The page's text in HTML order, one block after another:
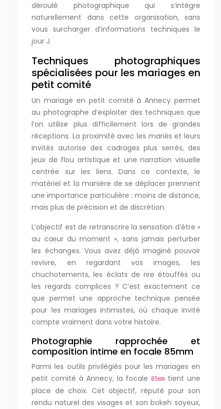
déroulé photographique qui s’intègre
naturellement dans cette organisation, sans
vous surcharger d’informations techniques le
jour J.
Techniques photographiques
spécialisées pour les mariages en
petit comité
Un mariage en petit comité à Annecy permet
au photographe d’exploiter des techniques que
l’on utilise plus difficilement lors de grandes
réceptions. La proximité avec les mariés et leurs
invités autorise des cadrages plus serrés, des
jeux de flou artistique et une narration visuelle
centrée sur les liens. Dans ce contexte, le
matériel et la manière de se déplacer prennent
une importance particulière : moins de distance,
mais plus de précision et de discrétion.
L’objectif est de retranscrire la sensation d’être «
au cœur du moment », sans jamais perturber
les échanges. Vous avez déjà imaginé pouvoir
revivre, en regardant vos images, les
chuchotements, les éclats de rire étouffés ou
les regards complices ? C’est exactement ce
que permet une approche technique pensée
pour les mariages intimistes, où chaque invité
compte vraiment dans votre histoire.
Photographie rapprochée et
composition intime en focale 85mm
Parmi les outils privilégiés pour les mariages en
petit comité à Annecy, la focale85mm tient une
place de choix. Cet objectif, réputé pour son
rendu naturel des visages et son bokeh soyeux,